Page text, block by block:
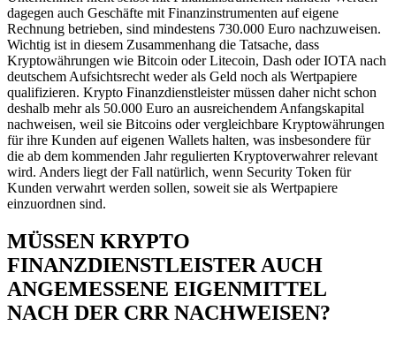
dagegen auch Geschäfte mit Finanzinstrumenten auf eigene
Rechnung betrieben, sind mindestens 730.000 Euro nachzuweisen.
Wichtig ist in diesem Zusammenhang die Tatsache, dass
Kryptowährungen wie Bitcoin oder Litecoin, Dash oder IOTA nach
deutschem Aufsichtsrecht weder als Geld noch als Wertpapiere
qualifizieren. Krypto Finanzdienstleister müssen daher nicht schon
deshalb mehr als 50.000 Euro an ausreichendem Anfangskapital
nachweisen, weil sie Bitcoins oder vergleichbare Kryptowährungen
für ihre Kunden auf eigenen Wallets halten, was insbesondere für
die ab dem kommenden Jahr regulierten Kryptoverwahrer relevant
wird. Anders liegt der Fall natürlich, wenn Security Token für
Kunden verwahrt werden sollen, soweit sie als Wertpapiere
einzuordnen sind.
MÜSSEN KRYPTO
FINANZDIENSTLEISTER AUCH
ANGEMESSENE EIGENMITTEL
NACH DER CRR NACHWEISEN?